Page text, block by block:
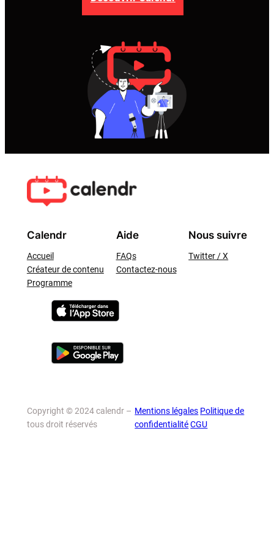
Calendr
Accueil
Créateur de contenu
Programme
Aide
FAQs
Contactez-nous
Nous suivre
Twitter / X
Copyright © 2024 calendr –
tous droit réservés
Mentions légales Politique de
confidentialitéCGU